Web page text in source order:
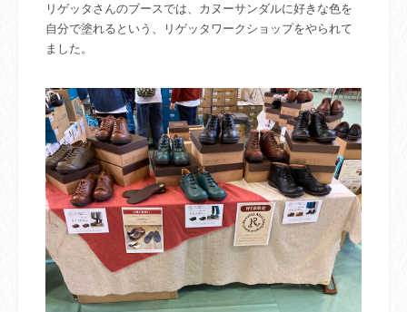
リゲッタさんのブースでは、カヌーサンダルに好きな色を
自分で塗れるという、リゲッタワークショップをやられて
ました。